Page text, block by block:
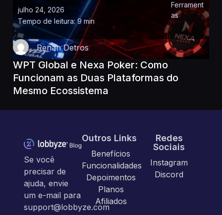
julho 24, 2026
Tempo de leitura: 9 min
Ferrament
as
Renan Detros
WPT Global e Nexa Poker: Como
Funcionam as Duas Plataformas do
Mesmo Ecossistema
Se você
precisar de
ajuda, envie
um e-mail para
support@lobbyze.com
Outros Links
Benefícios
Funcionalidades
Depoimentos
Planos
Afiliados
Redes
Sociais
Instagram
Discord